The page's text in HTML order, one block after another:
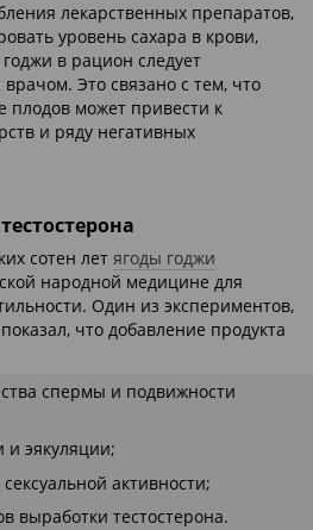
лекарственных препаратов,
уровень сахара в крови,
в рацион следует
врачом. Это связано с тем, что
плодов может привести к
и ряду негативных
сотен лет ягоды годжи
народной медицине для
Один из экспериментов,
что добавление продукта
спермы и подвижности
и эякуляции;
активности;
выработки тестостерона.